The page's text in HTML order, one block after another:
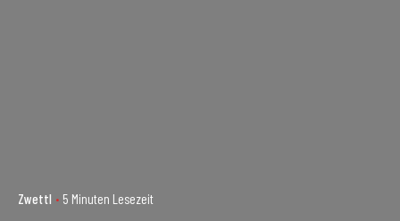
Zwettl 5 Minuten Lesezeit